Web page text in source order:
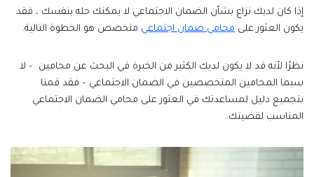
إذا كان لديك نزاع بشأن الضمان الاجتماعي لا يمكنك حله بنفسك ، فقد
يكون العثور على محامي ضمان اجتماعي متخصص هو الخطوة التالية.
نظرًا لأنه قد لا يكون لديك الكثير من الخبرة في البحث عن محامين – لا
سيما المحامين المتخصصين في الضمان الاجتماعي – فقد قمنا
بتجميع دليل لمساعدتك في العثور على محامي الضمان الاجتماعي
المناسب لقضيتك.